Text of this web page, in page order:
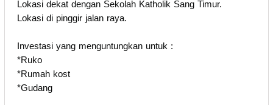
Lokasi dekat dengan Sekolah Katholik Sang Timur.
Lokasi di pinggir jalan raya.
Investasi yang menguntungkan untuk :
*Ruko
*Rumah kost
*Gudang